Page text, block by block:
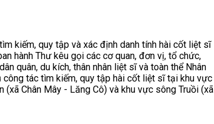
kiếm, quy tập và xác định danh tính hài cốt liệt sĩ
hành Thư kêu gọi các cơ quan, đơn vị, tổ chức,
quân, du kích, thân nhân liệt sĩ và toàn thể Nhân
công tác tìm kiếm, quy tập hài cốt liệt sĩ tại khu vực
Chân Mây - Lăng Cô) và khu vực sông Truồi (xã